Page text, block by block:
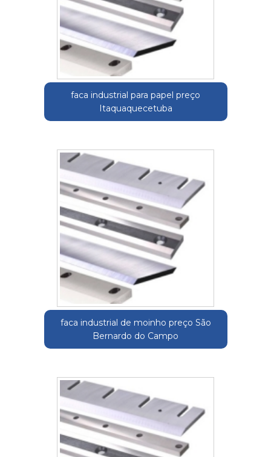
faca industrial para papel preço
Itaquaquecetuba
faca industrial de moinho preço São
Bernardo do Campo